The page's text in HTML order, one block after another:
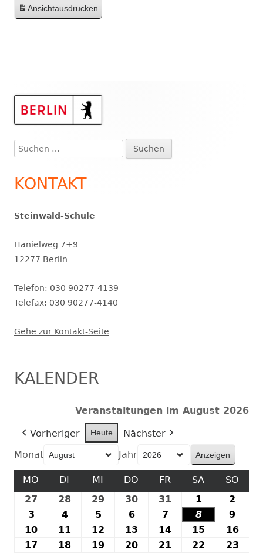
Ansichtausdrucken
Haupt-
Suchen
nach:
KONTAKT
Steinwald-Schule
Hanielweg 7+9
12277 Berlin
Telefon: 030 90277-4139
Telefax: 030 90277-4140
Gehe zur Kontakt-Seite
KALENDER
Veranstaltungen im August 2026
Vorheriger Heute
Nächster
Monat
Jahr
MO MONTAG
DI DIENSTAG
MI MITTWOCH
DO DONNERSTAG
FR FREITAG
SA SAMSTAG
SO
27
2026
28
2026
29
2026
30
2026
31
2026
1
August
2026
2
2026
3
August
2026
44.
August
2026
5
August
2026
66.
August
2026
7
August
2026
88.
August
2026
9
2026
10
August
11
August
12
August
13
August
14
August
15
August
1616.
17 18 19 20 21 22 23